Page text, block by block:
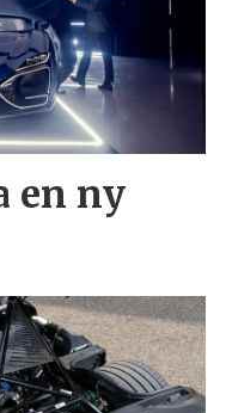
en ny